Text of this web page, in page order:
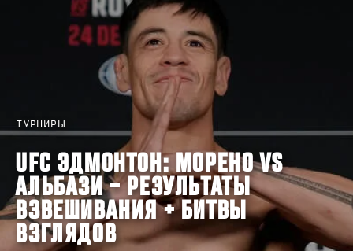
ТУРНИРЫ
UFC ЭДМОНТОН: МОРЕНО VS
АЛЬБАЗИ – РЕЗУЛЬТАТЫ
ВЗВЕШИВАНИЯ + БИТВЫ
ВЗГЛЯДОВ